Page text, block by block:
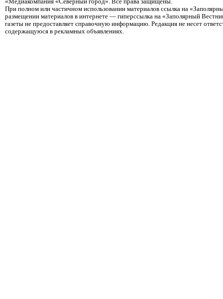
«Медиакомпания «Северный город». Все права защищены.
При полном или частичном использовании материалов ссылка на
размещении материалов в интернете — гиперссылка на «Заполярный
газеты не предоставляет справочную информацию. Редакция не несет
содержащуюся в рекламных объявлениях.